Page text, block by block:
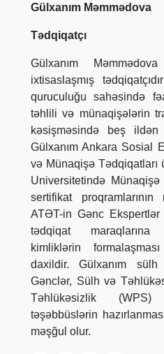
Gülxanım Məmmədova
Tədqiqatçı
Gülxanım
ixtisaslaşmış
quruculuğu sahəsində
təhlili və münaqişələrin
kəsişməsində beş ildən
Gülxanım Ankara Sosial
və Münaqişə
Universitetində
sertifikat
ATƏT-in Gənc
tədqiqat maraqlarına
kimliklərin
daxildir. Gülxanım
Gənclər, Sülh və
Təhlükəsizlik
təşəbbüslərin
məşğul olur.